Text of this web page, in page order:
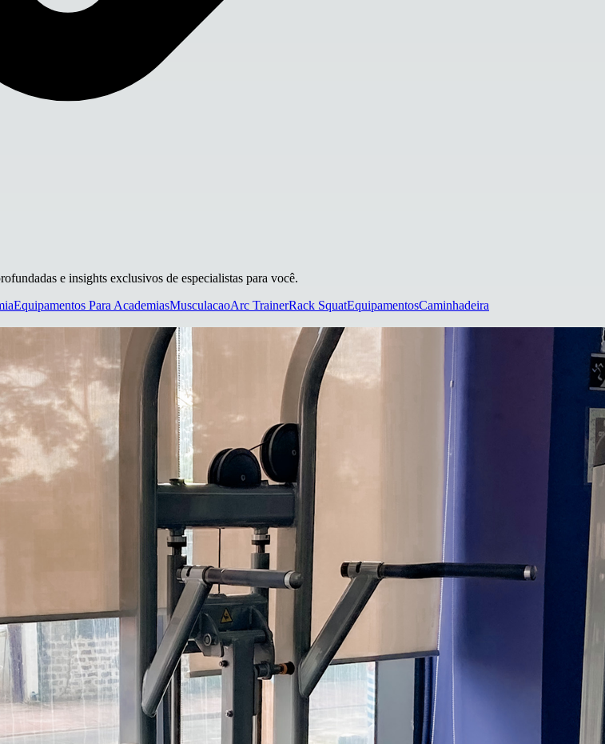
e insights exclusivos de especialistas para você.
Equipamentos Para AcademiasMusculacaoArc TrainerRack SquatEquipamentosCaminhadeira